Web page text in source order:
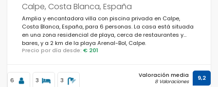
Calpe, Costa Blanca, España
Amplia y encantadora villa con piscina privada en Calpe,
Costa Blanca, España, para 6 personas. La casa está situada
en una zona residencial de playa, cerca de restaurantes y
bares, y a 2 km de la playa Arenal-Bol, Calpe.
Precio por día desde: € 201
6 3 3
Valoración media
8 Valoraciones 9,2